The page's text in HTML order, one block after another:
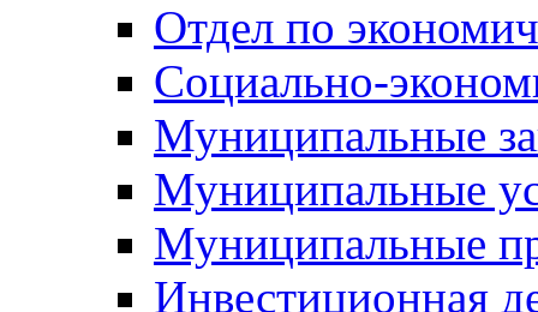
Отдел по
Социально-
Муниципальные
Муниципальные
Муниципальные
Инвестиционная